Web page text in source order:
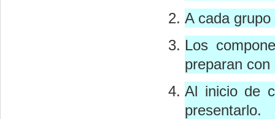
A cada
Los
preparan
Al inicio de
presentarlo.